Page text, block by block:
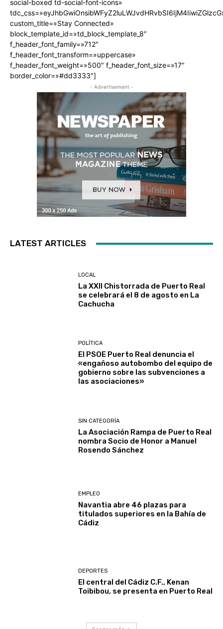
social-boxed td-social-font-icons»
custom_title=»Stay Connected»
block_template_id=»td_block_template_8″
f_header_font_family=»712″
f_header_font_transform=»uppercase»
f_header_font_weight=»500″ f_header_font_size=»17″
border_color=»#dd3333″]
- Advertisement -
LATEST ARTICLES
LOCAL
La XXII Chistorrada de Puerto Real
se celebrará el 8 de agosto en La
Cachucha
POLÍTICA
El PSOE Puerto Real denuncia el
«engañoso autobombo del equipo de
gobierno sobre las subvenciones a
las asociaciones»
SIN CATEGORÍA
La Asociación Rampa de Puerto Real
nombra Socio de Honor a Manuel
Rosendo Sánchez
EMPLEO
Navantia abre 46 plazas para
titulados superiores en la Bahía de
Cádiz
DEPORTES
El central del Cádiz C.F., Kenan
Toibibou, se presenta en Puerto Real